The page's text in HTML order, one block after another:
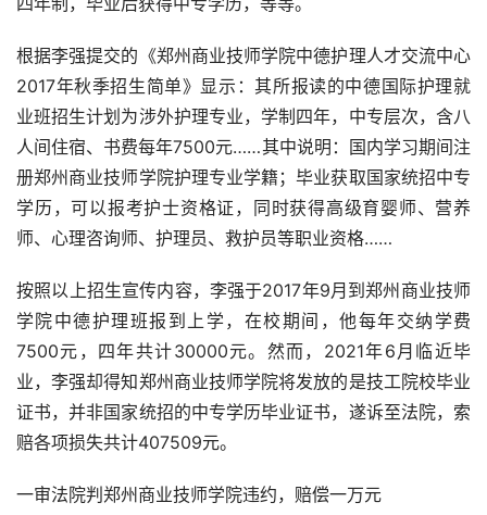
根据李强提交的《郑州商业技师学院中德护理人才交流中心
2017年秋季招生简单》显示：其所报读的中德国际护理就
业班招生计划为涉外护理专业，学制四年，中专层次，含八
人间住宿、书费每年7500元……其中说明：国内学习期间注
册郑州商业技师学院护理专业学籍；毕业获取国家统招中专
学历，可以报考护士资格证，同时获得高级育婴师、营养
师、心理咨询师、护理员、救护员等职业资格……
按照以上招生宣传内容，李强于2017年9月到郑州商业技师
学院中德护理班报到上学，在校期间，他每年交纳学费
7500元，四年共计30000元。然而，2021年6月临近毕
业，李强却得知郑州商业技师学院将发放的是技工院校毕业
证书，并非国家统招的中专学历毕业证书，遂诉至法院，索
赔各项损失共计407509元。
一审法院判郑州商业技师学院违约，赔偿一万元